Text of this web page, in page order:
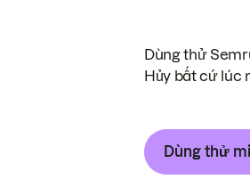
Dùng thử
Hủy bất cứ lúc
Dùng thử